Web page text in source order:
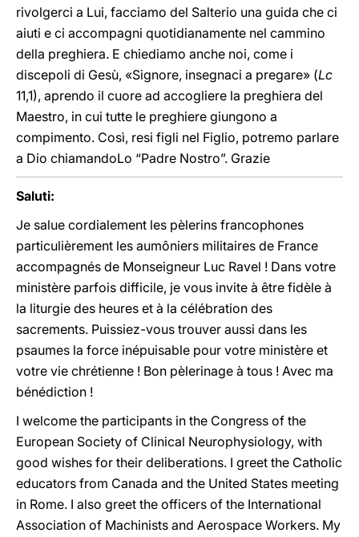
rivolgerci a Lui, facciamo del Salterio una guida che ci
aiuti e ci accompagni quotidianamente nel cammino
della preghiera. E chiediamo anche noi, come i
discepoli di Gesù, «Signore, insegnaci a pregare» (Lc
11,1), aprendo il cuore ad accogliere la preghiera del
Maestro, in cui tutte le preghiere giungono a
compimento. Così, resi figli nel Figlio, potremo parlare
a Dio chiamandoLo “Padre Nostro”. Grazie
Saluti:
Je salue cordialement les pèlerins francophones
particulièrement les aumôniers militaires de France
accompagnés de Monseigneur Luc Ravel ! Dans votre
ministère parfois difficile, je vous invite à être fidèle à
la liturgie des heures et à la célébration des
sacrements. Puissiez-vous trouver aussi dans les
psaumes la force inépuisable pour votre ministère et
votre vie chrétienne ! Bon pèlerinage à tous ! Avec ma
bénédiction !
I welcome the participants in the Congress of the
European Society of Clinical Neurophysiology, with
good wishes for their deliberations. I greet the Catholic
educators from Canada and the United States meeting
in Rome. I also greet the officers of the International
Association of Machinists and Aerospace Workers. My